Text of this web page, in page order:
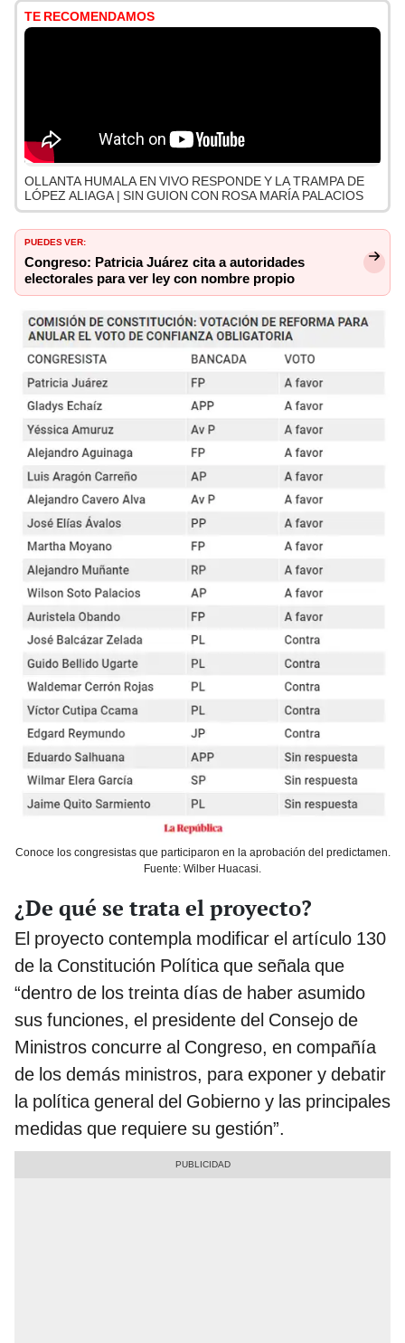
TE RECOMENDAMOS
OLLANTA HUMALA EN VIVO RESPONDE Y LA TRAMPA DE
LÓPEZ ALIAGA | SIN GUION CON ROSA MARÍA PALACIOS
PUEDES VER:
Congreso: Patricia Juárez cita a autoridades
electorales para ver ley con nombre propio
Conoce los congresistas que participaron en la aprobación del predictamen.
Fuente: Wilber Huacasi.
¿De qué se trata el proyecto?
El proyecto contempla modificar el artículo 130
de la Constitución Política que señala que
“dentro de los treinta días de haber asumido
sus funciones, el presidente del Consejo de
Ministros concurre al Congreso, en compañía
de los demás ministros, para exponer y debatir
la política general del Gobierno y las principales
medidas que requiere su gestión”.